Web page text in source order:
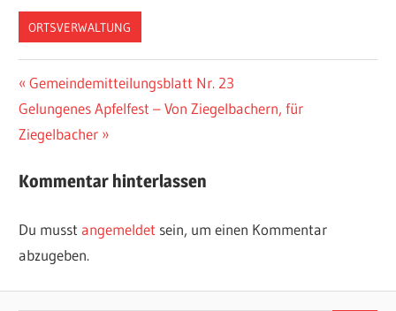
ORTSVERWALTUNG
Beitragsnavigation
Vorheriger
Beitrag:
Gemeindemitteilungsblatt Nr. 23
Nächster
Beitrag:
Gelungenes Apfelfest – Von Ziegelbachern, für
Ziegelbacher
Kommentar hinterlassen
Du musstangemeldet sein, um einen Kommentar
abzugeben.